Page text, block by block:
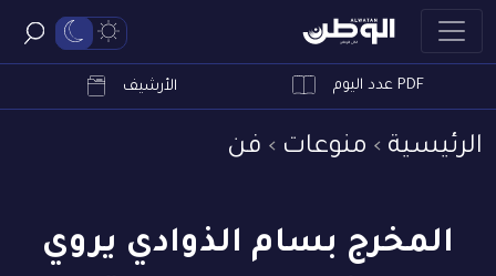
PDF عدد اليوم الأرشيف
الرئيسية منوعات فن
المخرج بسام الذوادي يروي